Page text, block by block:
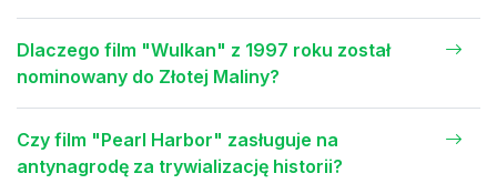
Dlaczego film "Wulkan" z 1997 roku został
nominowany do Złotej Maliny?
Czy film "Pearl Harbor" zasługuje na
antynagrodę za trywializację historii?